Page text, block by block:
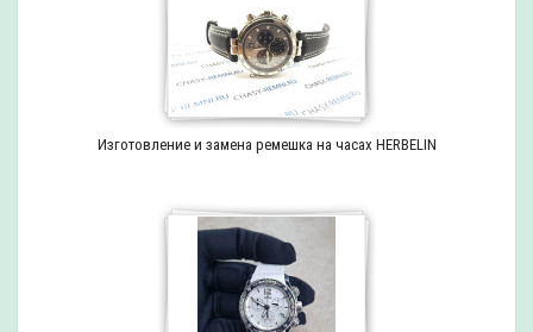
Изготовление и замена ремешка на часах HERBELIN